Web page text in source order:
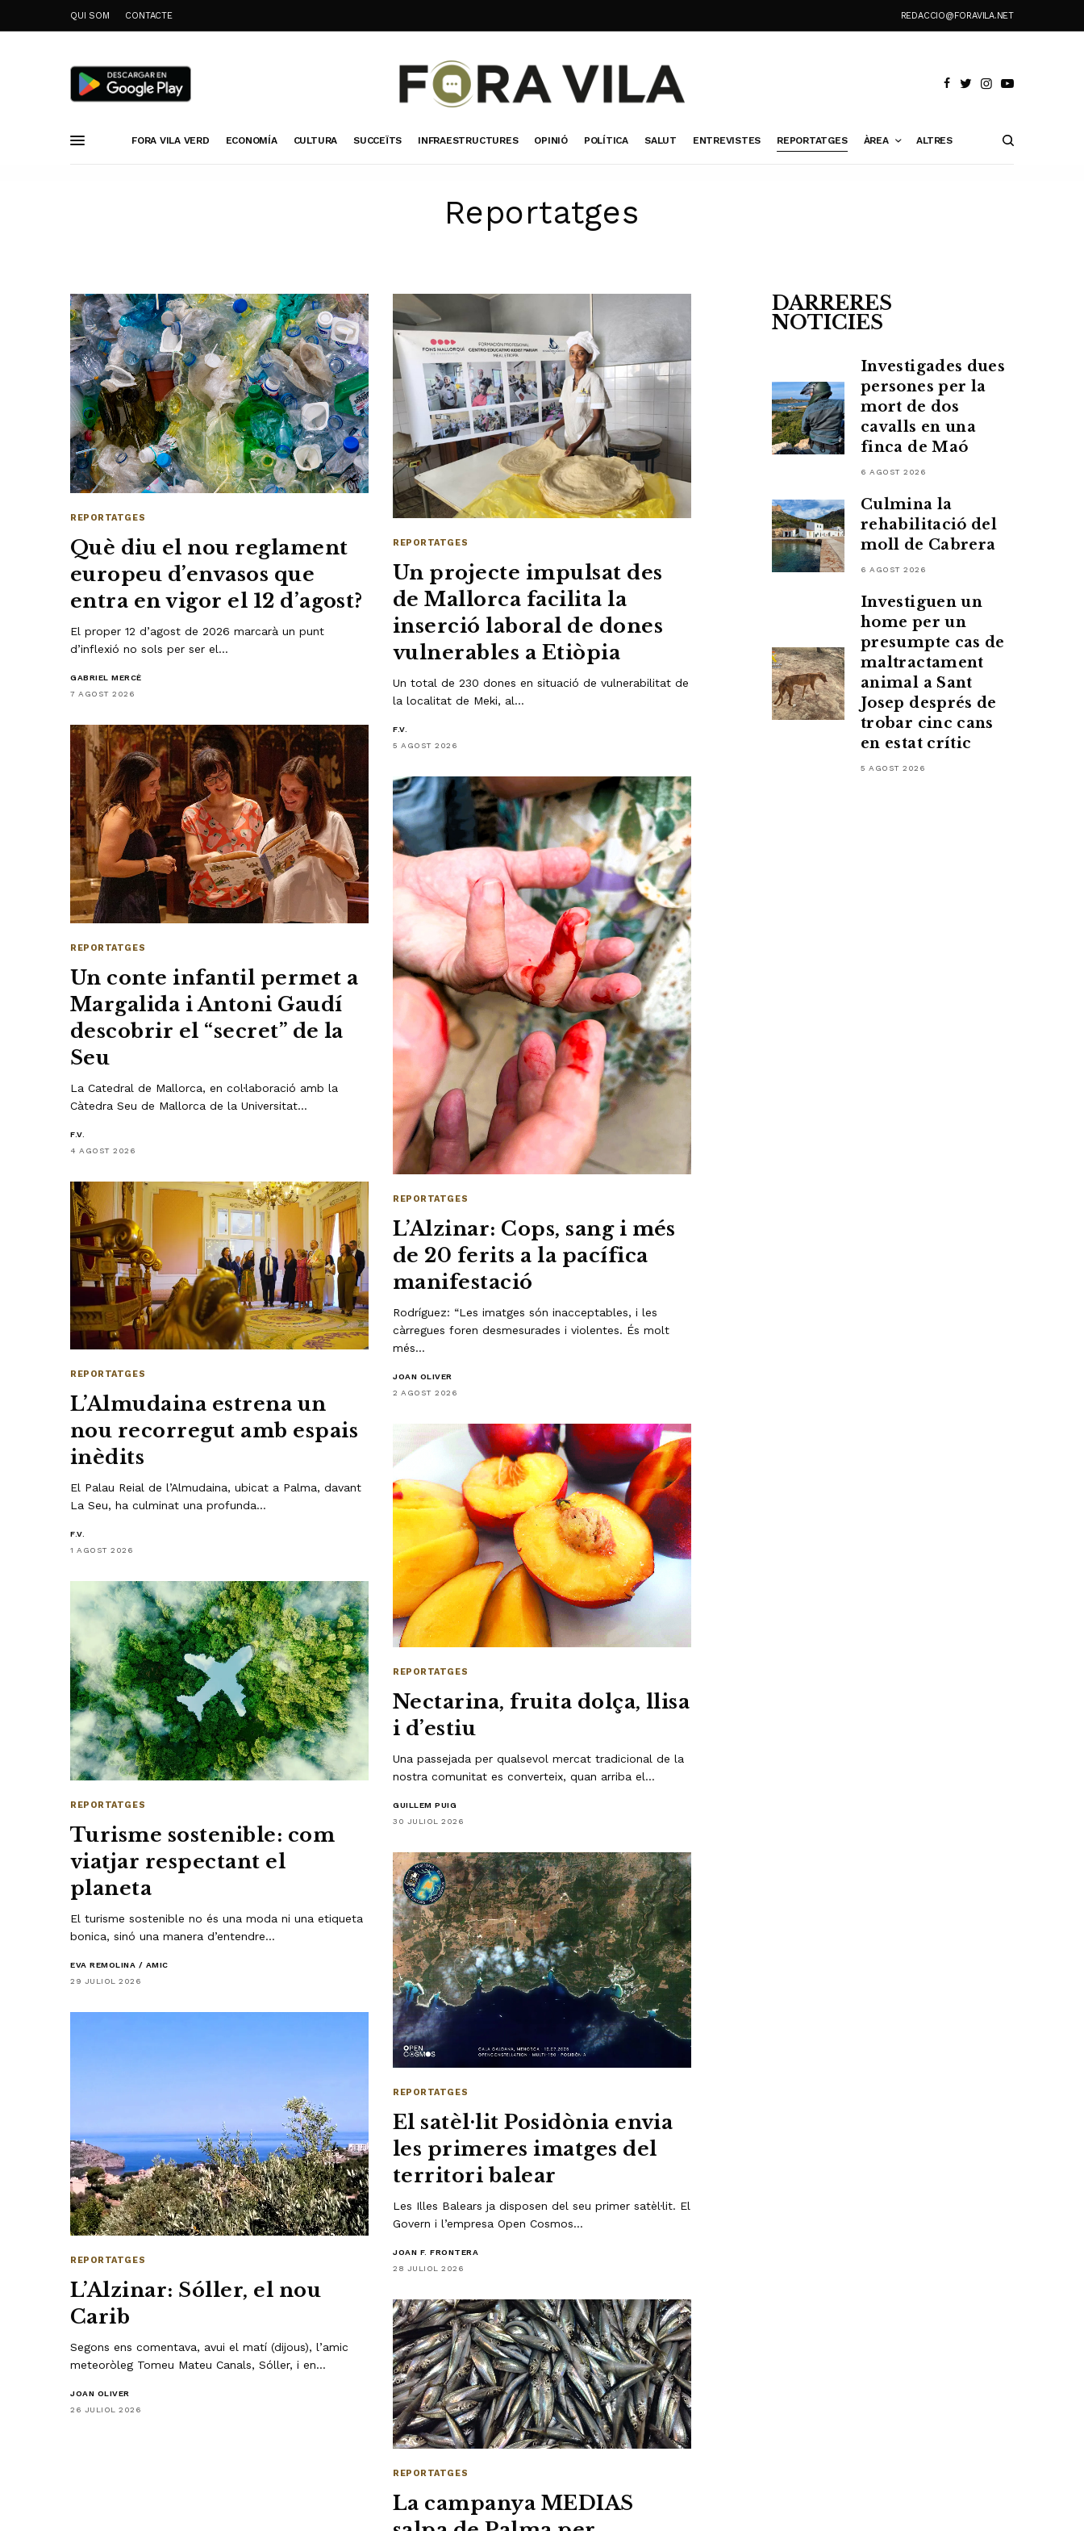
QUI SOM CONTACTE REDACCIO@FORAVILA.NET
FORA VILA VERD ECONOMÍA CULTURA SUCCEÏTS INFRAESTRUCTURES OPINIÓ POLÍTICA SALUT ENTREVISTES REPORTATGES ÀREA ALTRES
Reportatges
REPORTATGES
Què diu el nou reglament
europeu d’envasos que
entra en vigor el 12 d’agost?
El proper 12 d’agost de 2026 marcarà un punt
d’inflexió no sols per ser el…
GABRIEL MERCÈ
7 AGOST 2026
REPORTATGES
Un projecte impulsat des
de Mallorca facilita la
inserció laboral de dones
vulnerables a Etiòpia
Un total de 230 dones en situació de vulnerabilitat de
la localitat de Meki, al…
F.V.
5 AGOST 2026
REPORTATGES
Un conte infantil permet a
Margalida i Antoni Gaudí
descobrir el “secret” de la
Seu
La Catedral de Mallorca, en col·laboració amb la
Càtedra Seu de Mallorca de la Universitat…
F.V.
4 AGOST 2026
REPORTATGES
L’Alzinar: Cops, sang i més
de 20 ferits a la pacífica
manifestació
Rodríguez: “Les imatges són inacceptables, i les
càrregues foren desmesurades i violentes. És molt
més…
JOAN OLIVER
2 AGOST 2026
REPORTATGES
L’Almudaina estrena un
nou recorregut amb espais
inèdits
El Palau Reial de l’Almudaina, ubicat a Palma, davant
La Seu, ha culminat una profunda…
F.V.
1 AGOST 2026
REPORTATGES
Nectarina, fruita dolça, llisa
i d’estiu
Una passejada per qualsevol mercat tradicional de la
nostra comunitat es converteix, quan arriba el…
GUILLEM PUIG
30 JULIOL 2026
REPORTATGES
Turisme sostenible: com
viatjar respectant el
planeta
El turisme sostenible no és una moda ni una etiqueta
bonica, sinó una manera d’entendre…
EVA REMOLINA / AMIC
29 JULIOL 2026
REPORTATGES
El satèl·lit Posidònia envia
les primeres imatges del
territori balear
Les Illes Balears ja disposen del seu primer satèl·lit. El
Govern i l’empresa Open Cosmos…
JOAN F. FRONTERA
28 JULIOL 2026
REPORTATGES
L’Alzinar: Sóller, el nou
Carib
Segons ens comentava, avui el matí (dijous), l’amic
meteoròleg Tomeu Mateu Canals, Sóller, i en…
JOAN OLIVER
26 JULIOL 2026
REPORTATGES
La campanya MEDIAS
DARRERES
NOTICIES
Investigades dues
persones per la
mort de dos
cavalls en una
finca de Maó
6 AGOST 2026
Culmina la
rehabilitació del
moll de Cabrera
6 AGOST 2026
Investiguen un
home per un
presumpte cas de
maltractament
animal a Sant
Josep després de
trobar cinc cans
en estat crític
5 AGOST 2026